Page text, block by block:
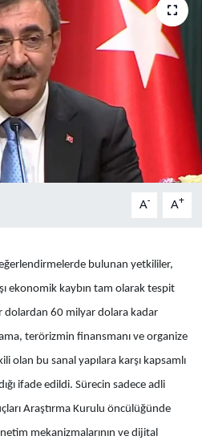
A- A+
bulunan yetkililer,
ekonomik kaybın tam olarak tespit
60 milyar dolara kadar
terörizmin finansmanı ve organize
olan bu sanal yapılara karşı kapsamlı
ifade edildi. Sürecin sadece adli
Araştırma Kurulu öncülüğünde
mekanizmalarının ve dijital